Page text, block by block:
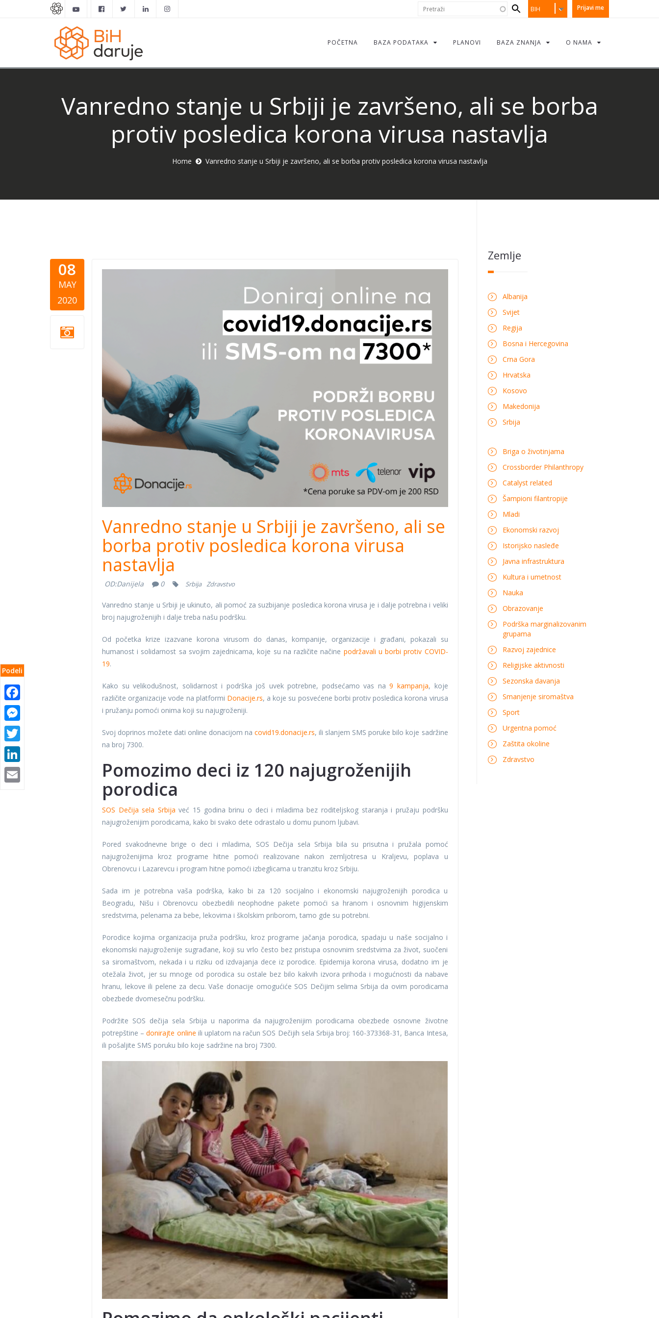
Prijavi me
BIH
Search
form
POČETNA BAZA PODATAKA PLANOVI BAZA ZNANJA O NAMA
Vanredno stanje u Srbiji je završeno, ali se borba
protiv posledica korona virusa nastavlja
Home Vanredno stanje u Srbiji je završeno, ali se borba protiv posledica korona virusa nastavlja
08
MAY
2020
Podeli
humanitarni-sms-covid-19gif
Vanredno stanje u Srbiji je završeno, ali se
borba protiv posledica korona virusa
nastavlja
OD:Danijela 0 Srbija Zdravstvo
Vanredno stanje u Srbiji je ukinuto, ali pomoć za suzbijanje posledica korona virusa je i dalje potrebna i veliki
broj najugroženijih i dalje treba našu podršku.
Od početka krize izazvane korona virusom do danas, kompanije, organizacije i građani, pokazali su
humanost i solidarnost sa svojim zajednicama, koje su na različite načine podržavali u borbi protiv COVID-
19.
Kako su velikodušnost, solidarnost i podrška još uvek potrebne, podsećamo vas na9 kampanja, koje
različite organizacije vode na platformi Donacije.rs, a koje su posvećene borbi protiv posledica korona virusa
i pružanju pomoći onima koji su najugroženiji.
Svoj doprinos možete dati online donacijom nacovid19.donacije.rs, ili slanjem SMS poruke bilo koje sadržine
na broj 7300.
Pomozimo deci iz 120 najugroženijih
porodica
SOS Dečija sela Srbija već 15 godina brinu o deci i mladima bez roditeljskog staranja i pružaju podršku
najugroženijim porodicama, kako bi svako dete odrastalo u domu punom ljubavi.
Pored svakodnevne brige o deci i mladima, SOS Dečija sela Srbija bila su prisutna i pružala pomoć
najugroženijima kroz programe hitne pomoći realizovane nakon zemljotresa u Kraljevu, poplava u
Obrenovcu i Lazarevcu i program hitne pomoći izbeglicama u tranzitu kroz Srbiju.
Sada im je potrebna vaša podrška, kako bi za 120 socijalno i ekonomski najugroženijih porodica u
Beogradu, Nišu i Obrenovcu obezbedili neophodne pakete pomoći sa hranom i osnovnim higijenskim
sredstvima, pelenama za bebe, lekovima i školskim priborom, tamo gde su potrebni.
Porodice kojima organizacija pruža podršku, kroz programe jačanja porodica, spadaju u naše socijalno i
ekonomski najugroženije sugrađane, koji su vrlo često bez pristupa osnovnim sredstvima za život, suočeni
sa siromaštvom, nekada i u riziku od izdvajanja dece iz porodice. Epidemija korona virusa, dodatno im je
otežala život, jer su mnoge od porodica su ostale bez bilo kakvih izvora prihoda i mogućnosti da nabave
hranu, lekove ili pelene za decu. Vaše donacije omogućiće SOS Dečijim selima Srbija da ovim porodicama
obezbede dvomesečnu podršku.
Podržite SOS dečija sela Srbija u naporima da najugroženijim porodicama obezbede osnovne životne
potrepštine –donirajte online ili uplatom na račun SOS Dečijih sela Srbija broj: 160-373368-31, Banca Intesa,
ili pošaljite SMS poruku bilo koje sadržine na broj 7300.
Zemlje
Albanija
Svijet
Regija
Bosna i Hercegovina
Crna Gora
Hrvatska
Kosovo
Makedonija
Srbija
Briga o životinjama
Crossborder Philanthropy
Catalyst related
Šampioni filantropije
Mladi
Ekonomski razvoj
Istorijsko nasleđe
Javna infrastruktura
Kultura i umetnost
Nauka
Obrazovanje
Podrška marginalizovanim
grupama
Razvoj zajednice
Religijske aktivnosti
Sezonska davanja
Smanjenje siromaštva
Sport
Urgentna pomoć
Zaštita okoline
Zdravstvo